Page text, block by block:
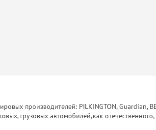
производителей: PILKINGTON, Guardian,
грузовых автомобилей,как